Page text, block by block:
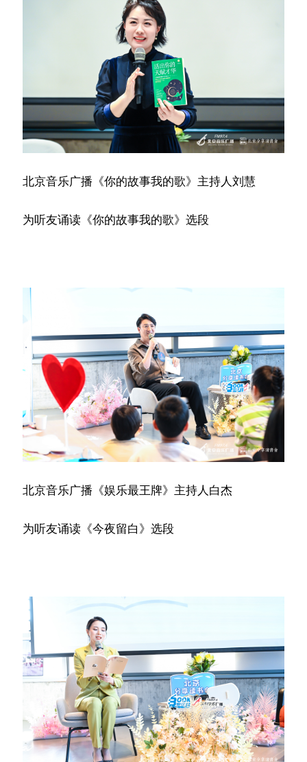
北京音乐广播《你的故事我的歌》主持人刘慧
为听友诵读《你的故事我的歌》选段
北京音乐广播《娱乐最王牌》主持人白杰
为听友诵读《今夜留白》选段